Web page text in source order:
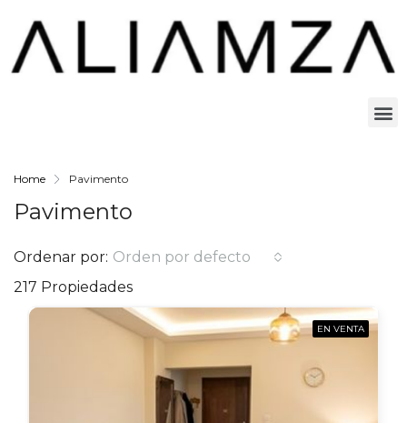
Home Pavimento
Pavimento
217 Propiedades
Ordenar por: Orden por defecto
EN VENTA